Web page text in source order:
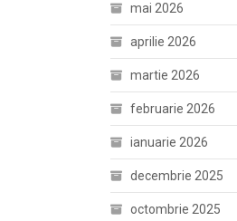
mai 2026
aprilie 2026
martie 2026
februarie 2026
ianuarie 2026
decembrie 2025
octombrie 2025